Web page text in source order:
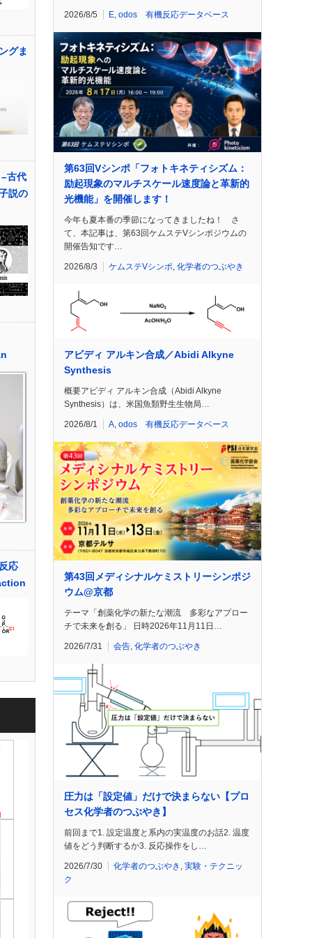
グま
古代
説の
応
2026/8/5 E, odos 有機反応データベース
第63回Vシンポ「フォトキネティシズム：
励起現象のマルチスケール速度論と革新的
光機能」を開催します！
今年も夏本番の季節になってきましたね！ さ
て、本記事は、第63回ケムステVシンポジウムの
開催告知です…
2026/8/3 ケムステVシンポ 化学者のつぶやき
アビディ アルキン合成／Abidi Alkyne
Synthesis
概要アビディ アルキン合成（Abidi Alkyne
Synthesis）は、米国魚類野生生物局…
2026/8/1 A odos 有機反応データベース
第43回メディシナルケミストリーシンポジ
ウム@京都
テーマ「創薬化学の新たな潮流 多彩なアプロー
チで未来を創る」 日時2026年11月11日…
2026/7/31 会告, 化学者のつぶやき
圧力は「設定値」だけで決まらない【プロ
セス化学者のつぶやき】
前回まで1. 設定温度と系内の実温度のお話2. 温度
値をどう判断するか3. 反応操作をし…
2026/7/30 化学者のつぶやき , 実験・テクニッ
ク